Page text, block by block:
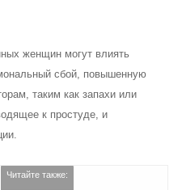
женщин могут влиять
сбой, повышенную
таким как запахи или
к простуде, и
Читайте также: